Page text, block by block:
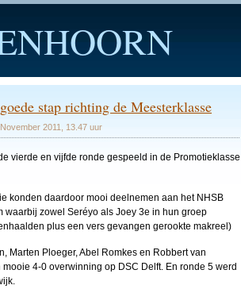
stap richting de Meesterklasse
2011, 13.47 uur
vierde en vijfde ronde gespeeld in de Promotieklasse
konden daardoor mooi deelnemen aan het NHSB
waarbij zowel Seréyo als Joey 3e in hun groep
plus een vers gevangen gerookte makreel)
Marten Ploeger, Abel Romkes en Robbert van
4-0 overwinning op DSC Delft. En ronde 5 werd